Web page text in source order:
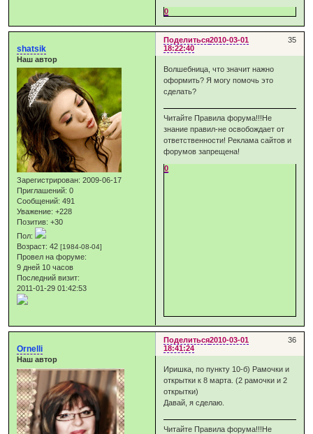
0
Поделиться 35
2010-03-01
18:22:40
shatsik
Наш автор
Зарегистрирован: 2009-06-17
Приглашений: 0
Сообщений: 491
Уважение: +228
Позитив: +30
Пол:
Возраст: 42[1984-08-04]
Провел на форуме:
9 дней 10 часов
Последний визит:
2011-01-29 01:42:53
Волшебница, что значит нажно
оформить? Я могу помочь это
сделать?
Читайте Правила форума!!!Не
знание правил-не освобождает от
ответственности! Реклама сайтов и
форумов запрещена!
0
Поделиться 36
2010-03-01
18:41:24
Ornelli
Наш автор
Иришка, по пункту 10-б) Рамочки и
открытки к 8 марта. (2 рамочки и 2
открытки)
Давай, я сделаю.
Читайте Правила форума!!!Не